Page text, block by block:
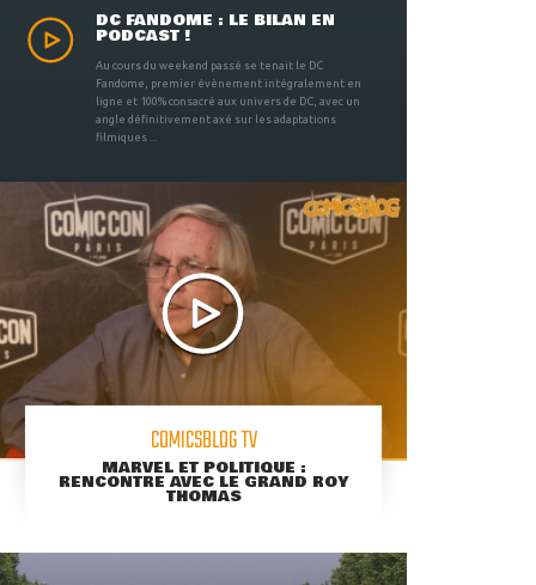
DC FANDOME : LE BILAN EN
PODCAST !
Au cours du weekend passé se tenait le DC
Fandome, premier évènement intégralement en
ligne et 100% consacré aux univers de DC, avec un
angle définitivement axé sur les adaptations
filmiques ...
COMICSBLOG TV
MARVEL ET POLITIQUE :
RENCONTRE AVEC LE GRAND ROY
THOMAS